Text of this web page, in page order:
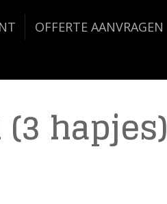
OFFERTE AANVRAGEN
hapjes)